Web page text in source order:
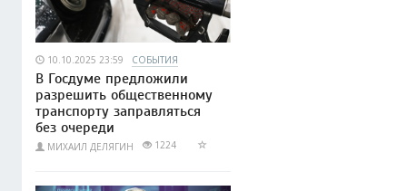
10.10.2025 23:59 СОБЫТИЯ
В Госдуме предложили
разрешить общественному
транспорту заправляться
без очереди
МИХАИЛ ДЕЛЯГИН 1224